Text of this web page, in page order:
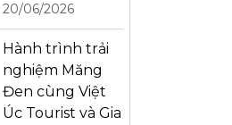
20/06/2026
Hành trình trải
nghiệm Măng
Đen cùng Việt
Úc Tourist và Gia